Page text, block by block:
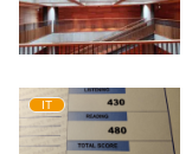
IT